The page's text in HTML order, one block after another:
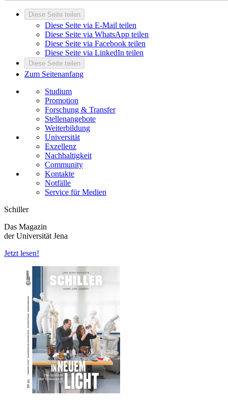
Diese Seite teilen
Diese Seite via E-Mail teilen
Diese Seite via WhatsApp teilen
Diese Seite via Facebook teilen
Diese Seite via LinkedIn teilen
Diese Seite teilen
Zum Seitenanfang
Studium
Promotion
Forschung & Transfer
Stellenangebote
Weiterbildung
Universität
Exzellenz
Nachhaltigkeit
Community
Kontakte
Notfälle
Service für Medien
Schiller
Das Magazin
der Universität Jena
Jetzt lesen!